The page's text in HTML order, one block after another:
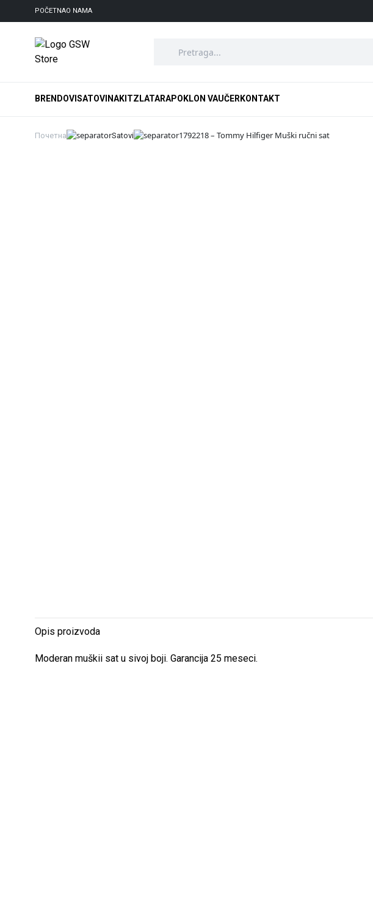
POČETNAO NAMA
BRENDOVI SATOVI NAKITZLATARAPOKLON VAUČER KONTAKT
Почетна Satovi 1792218 – Tommy Hilfiger Muški ručni sat
Opis proizvoda
Moderan muškii sat u sivoj boji. Garancija 25 meseci.